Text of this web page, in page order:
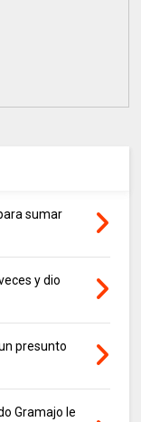
sumar
y dio
presunto
Gramajo le